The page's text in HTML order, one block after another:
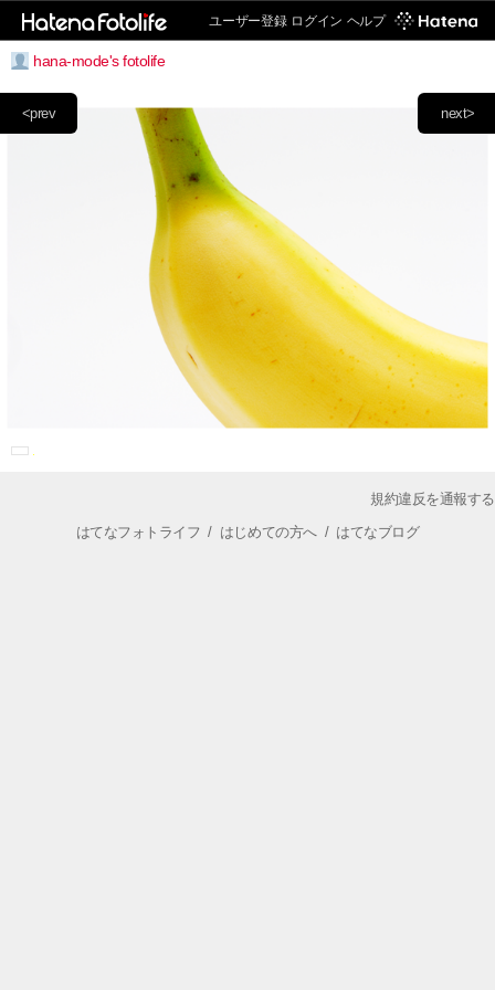
ユーザー登録 ログイン ヘルプ
hana-mode's fotolife
next>
<prev
規約違反を通報する
はてなフォトライフ / はじめての方へ/ はてなブログ